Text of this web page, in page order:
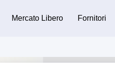
Mercato Libero Fornitori